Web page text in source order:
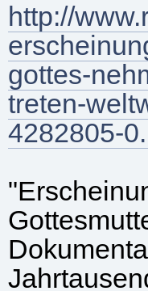
http://
gottes-
treten-
4282805-